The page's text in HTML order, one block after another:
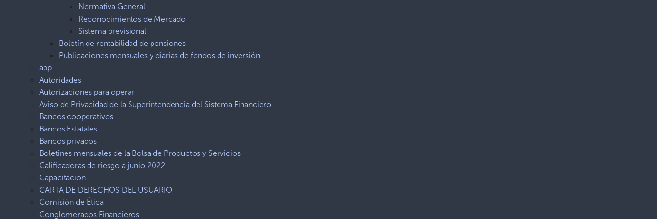
Normativa General
Reconocimientos de Mercado
Sistema previsional
Boletín de rentabilidad de pensiones
Publicaciones mensuales y diarias de fondos de inversión
app
Autoridades
Autorizaciones para operar
Aviso de Privacidad de la Superintendencia del Sistema Financiero
Bancos cooperativos
Bancos Estatales
Bancos privados
Boletines mensuales de la Bolsa de Productos y Servicios
Calificadoras de riesgo a junio 2022
Capacitación
CARTA DE DERECHOS DEL USUARIO
Comisión de Ética
Conglomerados Financieros